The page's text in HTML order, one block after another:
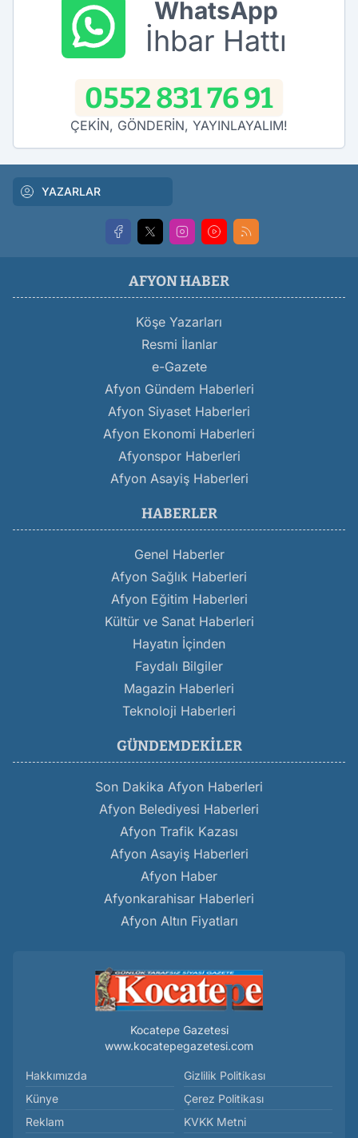
WhatsApp
İhbar Hattı
0552 831 76 91
ÇEKİN, GÖNDERİN, YAYINLAYALIM!
YAZARLAR
AFYON HABER
Köşe Yazarları
Resmi İlanlar
e-Gazete
Afyon Gündem Haberleri
Afyon Siyaset Haberleri
Afyon Ekonomi Haberleri
Afyonspor Haberleri
Afyon Asayiş Haberleri
HABERLER
Genel Haberler
Afyon Sağlık Haberleri
Afyon Eğitim Haberleri
Kültür ve Sanat Haberleri
Hayatın İçinden
Faydalı Bilgiler
Magazin Haberleri
Teknoloji Haberleri
GÜNDEMDEKILER
Son Dakika Afyon Haberleri
Afyon Belediyesi Haberleri
Afyon Trafik Kazası
Afyon Asayiş Haberleri
Afyon Haber
Afyonkarahisar Haberleri
Afyon Altın Fiyatları
Kocatepe Gazetesi
www.kocatepegazetesi.com
Hakkımızda
Künye
Reklam
Gizlilik Politikası
Çerez Politikası
KVKK Metni